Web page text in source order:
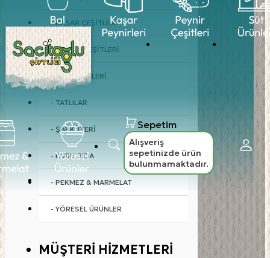
Sepetim
Alışveriş
sepetinizde ürün
bulunmamaktadır.
- KAŞAR ÇEŞITLERI
- PEYNIR ÇEŞITLERI
- SÜT ÜRÜNLERI
- TATLILAR
- ŞARKÜTERI
- KURU GIDA
- PEKMEZ & MARMELAT
- YÖRESEL ÜRÜNLER
MÜŞTERI HIZMETLERI